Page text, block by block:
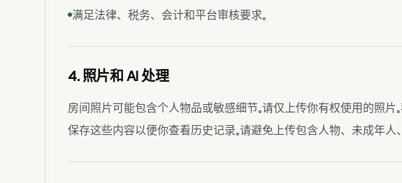
满足法律、税务、会计和平台审核要求。
4. 照片和 AI 处理
房间照片可能包含个人物品或敏感细节。请仅上传你有权使用的照片
保存这些内容以便你查看历史记录。请避免上传包含人物、未成年